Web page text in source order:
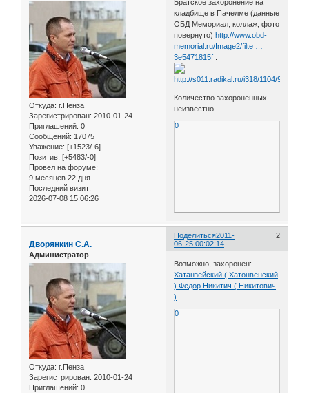
Откуда: г.Пенза
Зарегистрирован: 2010-01-24
Приглашений: 0
Сообщений: 17075
Уважение: [+1523/-6]
Позитив: [+5483/-0]
Провел на форуме:
9 месяцев 22 дня
Последний визит:
2026-07-08 15:06:26
Братское захоронение на
кладбище в Пачелме (данные
ОБД Мемориал, коллаж, фото
повернуто)http://www.obd-
memorial.ru/Image2/filte …
3e5471815f :
Количество захороненных
неизвестно.
0
Поделиться 2
2011-
06-25 00:02:14
Дворянкин С.А.
Администратор
Откуда: г.Пенза
Зарегистрирован: 2010-01-24
Приглашений: 0
Возможно, захоронен:
Хатанзейский ( Хатонвенский
) Федор Никитич ( Никитович
)
0